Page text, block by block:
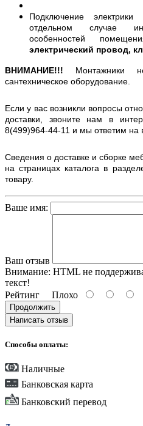
Подключение
отдельном случае
особенностей
электрический провод,
ВНИМАНИЕ!!! Монтажники
сантехническое оборудование.
Если у вас возникли вопросы
доставки, звоните нам в
8(499)964-44-11 и мы ответим на
Сведения о доставке и сборке
на страницах каталога в
товару.
Ваше имя:
Ваш отзыв
Внимание: HTML не
текст!
Рейтинг Плохо
Продолжить
Написать отзыв
Способы оплаты:
Наличные
Банковская карта
Банковский перевод